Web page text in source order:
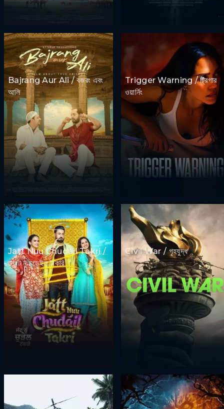
Bajrang Aur Ali / বজরং এবং
আলি
Trigger Warning / ট্রিগার
ওয়ার্নিং
Jatt Nuu Chudail Takri /
জ্যাট নু চুডেইল টাকরি
Civil War / গৃহযুদ্ধ